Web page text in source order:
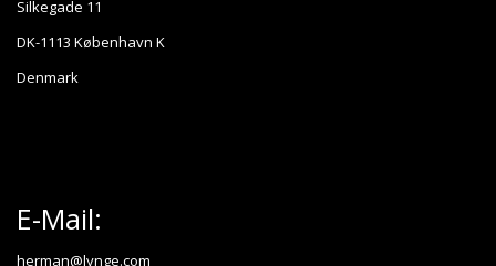
Silkegade 11
DK-1113 København K
Denmark
E-Mail:
herman@lynge.com